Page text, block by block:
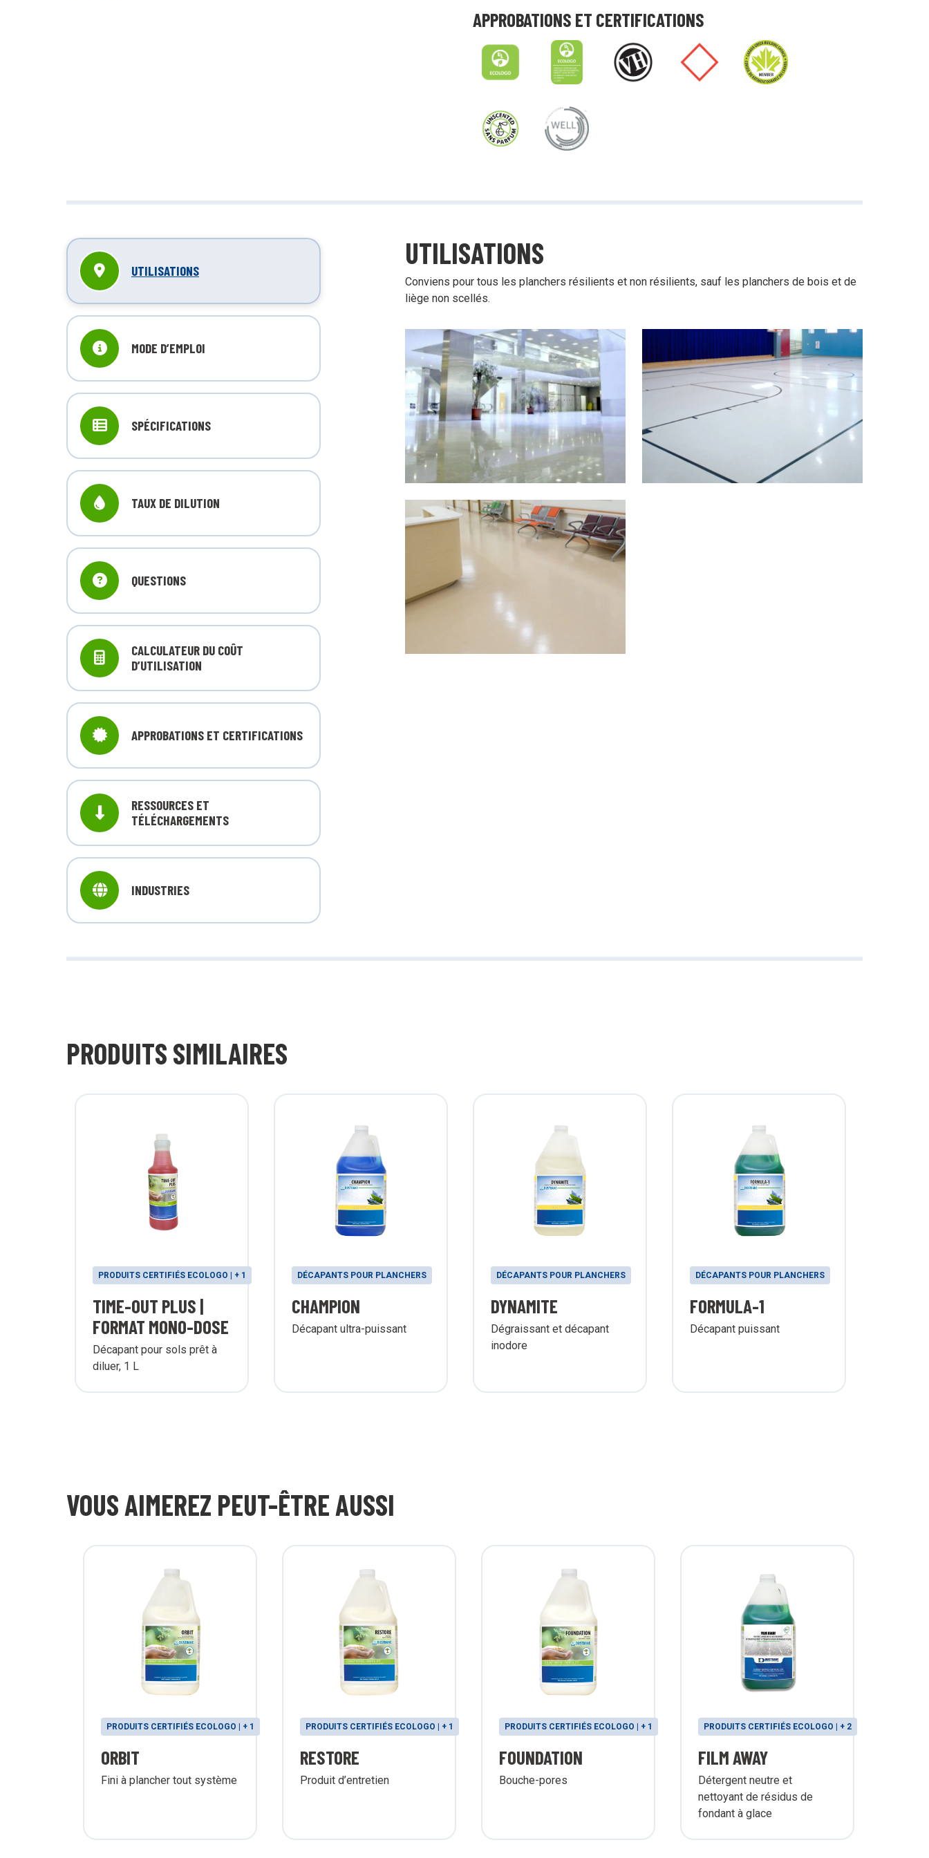
APPROBATIONS ET CERTIFICATIONS
UTILISATIONS
MODE D’EMPLOI
SPÉCIFICATIONS
TAUX DE DILUTION
QUESTIONS
CALCULATEUR DU COÛT
D’UTILISATION
APPROBATIONS ET CERTIFICATIONS
RESSOURCES ET
TÉLÉCHARGEMENTS
INDUSTRIES
UTILISATIONS
Conviens pour tous les planchers résilients et non résilients, sauf les planchers de bois et de
liège non scellés.
PRODUITS SIMILAIRES
PRODUITS CERTIFIÉS ECOLOGO | + 1
TIME-OUT PLUS |
FORMAT MONO-DOSE
Décapant pour sols prêt à
diluer, 1 L
DÉCAPANTS POUR PLANCHERS
CHAMPION
Décapant ultra-puissant
DÉCAPANTS POUR PLANCHERS
DYNAMITE
Dégraissant et décapant
inodore
DÉCAPANTS POUR PLANCHERS
FORMULA-1
Décapant puissant
VOUS AIMEREZ PEUT-ÊTRE AUSSI
PRODUITS CERTIFIÉS ECOLOGO | + 1
ORBIT
Fini à plancher tout système
PRODUITS CERTIFIÉS ECOLOGO | + 1
RESTORE
Produit d’entretien
PRODUITS CERTIFIÉS ECOLOGO | + 1
FOUNDATION
Bouche-pores
PRODUITS CERTIFIÉS ECOLOGO | + 2
FILM AWAY
Détergent neutre et
nettoyant de résidus de
fondant à glace